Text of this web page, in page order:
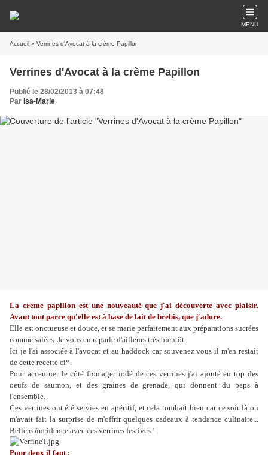
MENU
Accueil » Verrines d'Avocat à la crème Papillon
Verrines d'Avocat à la crème Papillon
Publié le 28/02/2013 à 07:48
Par Isa-Marie
La crème papillon est une nouveauté que j'ai découverte avec plaisir.
Avant tout parce qu'elle est à base de lait de brebis, que j'adore.
Elle est onctueuse et douce, et se marie parfaitement aux préparations sucrées
comme salées. Je vous en reparle d'ailleurs très bientôt.
Ici je l'ai associée à l'avocat et au haddock car souvenez vous il m'en restait
de cette recette ci*.
Pour accentuer le côté fromager iodé de ces verrines j'ai ajouté en top des
oeufs de saumon, et des graines de grenade, qui donnent du peps à
l'ensemble.
Ces verrines ont été servies en apéritif, et cela tombait bien car ce soir là on
m'avait fait la surprise de m'offrir quelques cadeaux à tendance culinaire...
Belle coïncidence avec ces verrines festives !
Pour deux il faut :